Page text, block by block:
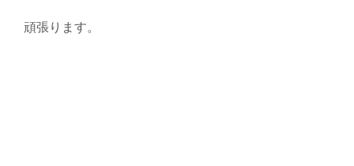
頑張ります。